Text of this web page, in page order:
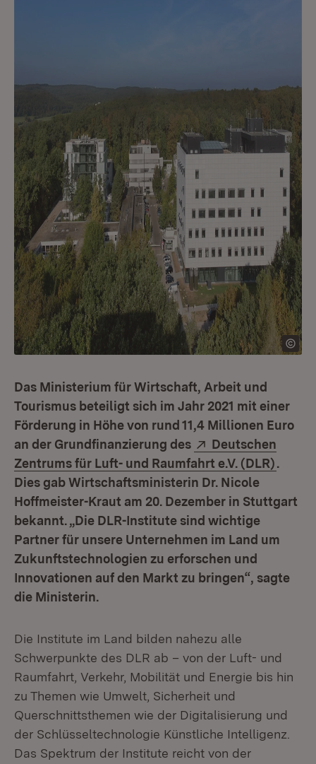
Das Ministerium für Wirtschaft, Arbeit und
Tourismus beteiligt sich im Jahr 2021 mit einer
Förderung in Höhe von rund 11,4 Millionen Euro
an der Grundfinanzierung des
Extern:
Deutschen
Zentrums für Luft- und Raumfahrt e.V. (DLR).
Dies gab Wirtschaftsministerin Dr. Nicole
Hoffmeister-Kraut am 20. Dezember in Stuttgart
bekannt. „Die DLR-Institute sind wichtige
Partner für unsere Unternehmen im Land um
Zukunftstechnologien zu erforschen und
Innovationen auf den Markt zu bringen“, sagte
die Ministerin.
Die Institute im Land bilden nahezu alle
Schwerpunkte des DLR ab – von der Luft- und
Raumfahrt, Verkehr, Mobilität und Energie bis hin
zu Themen wie Umwelt, Sicherheit und
Querschnittsthemen wie der Digitalisierung und
der Schlüsseltechnologie Künstliche Intelligenz.
Das Spektrum der Institute reicht von der